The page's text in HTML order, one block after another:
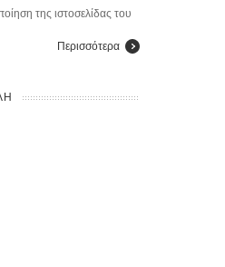
της ιστοσελίδας του
Περισσότερα